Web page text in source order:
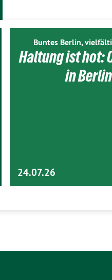
Buntes Berlin,
Haltung ist hot:
in Berlin
24.07.26